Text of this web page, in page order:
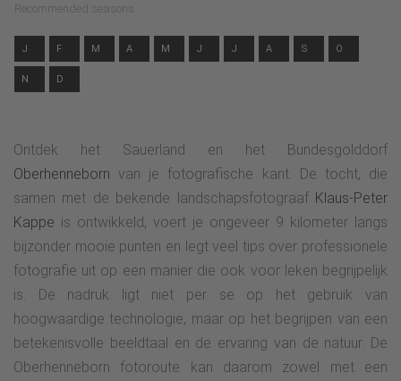
Recommended seasons
J F M A M J J A S O
N D
Ontdek het Sauerland en het Bundesgolddorf
Oberhennebornvan je fotografische kant. De tocht, die
samen met de bekende landschapsfotograaf Klaus-Peter
Kappe is ontwikkeld, voert je ongeveer 9 kilometer langs
bijzonder mooie punten en legt veel tips over professionele
fotografie uit op een manier die ook voor leken begrijpelijk
is. De nadruk ligt niet per se op het gebruik van
hoogwaardige technologie, maar op het begrijpen van een
betekenisvolle beeldtaal en de ervaring van de natuur. De
Oberhenneborn fotoroute kan daarom zowel met een